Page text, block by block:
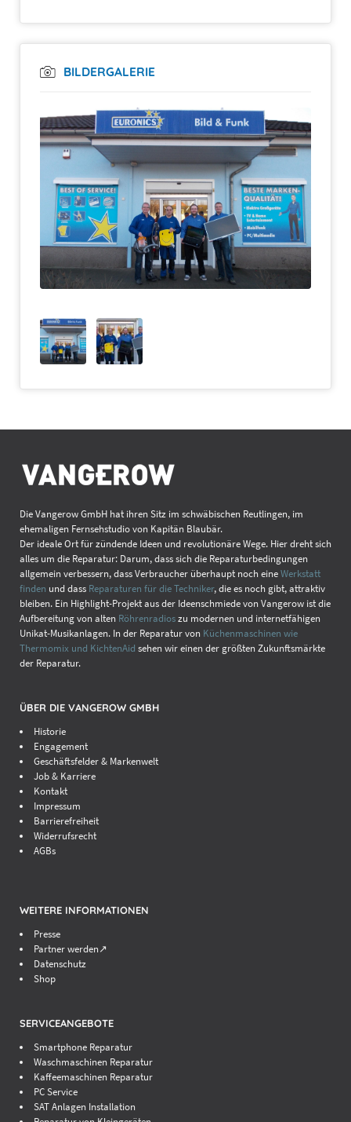
BILDERGALERIE
Die Vangerow GmbH hat ihren Sitz im schwäbischen Reutlingen, im
ehemaligen Fernsehstudio von Kapitän Blaubär.
Der ideale Ort für zündende Ideen und revolutionäre Wege. Hier dreht sich
alles um die Reparatur: Darum, dass sich die Reparaturbedingungen
allgemein verbessern, dass Verbraucher überhaupt noch eineWerkstatt
finden und dass Reparaturen für die Techniker, die es noch gibt, attraktiv
bleiben. Ein Highlight-Projekt aus der Ideenschmiede von Vangerow ist die
Aufbereitung von alten Röhrenradioszu modernen und internetfähigen
Unikat-Musikanlagen. In der Reparatur von Küchenmaschinen wie
Thermomix und KichtenAid sehen wir einen der größten Zukunftsmärkte
der Reparatur.
ÜBER DIE VANGEROW GMBH
Historie
Engagement
Geschäftsfelder & Markenwelt
Job & Karriere
Kontakt
Impressum
Barrierefreiheit
Widerrufsrecht
AGBs
WEITERE INFORMATIONEN
Presse
Partner werden↗
Datenschutz
Shop
SERVICEANGEBOTE
Smartphone Reparatur
Waschmaschinen Reparatur
Kaffeemaschinen Reparatur
PC Service
SAT Anlagen Installation